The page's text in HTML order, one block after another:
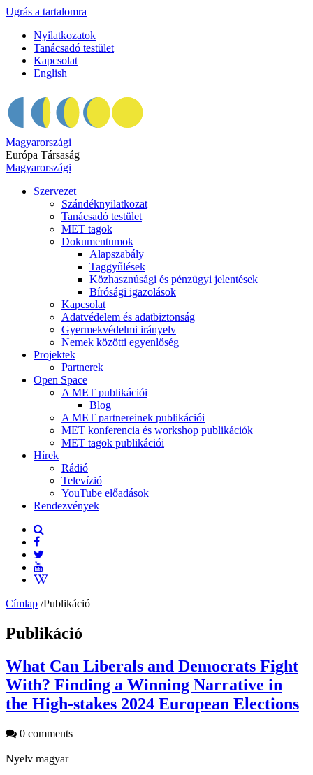
Ugrás a tartalomra
Nyilatkozatok
Tanácsadó testület
Kapcsolat
English
Magyarországi
Európa Társaság
Magyarországi
Szervezet
Szándéknyilatkozat
Tanácsadó testület
MET tagok
Dokumentumok
Alapszabály
Taggyűlések
Közhasznúsági és pénzügyi jelentések
Bírósági igazolások
Kapcsolat
Adatvédelem és adatbiztonság
Gyermekvédelmi irányelv
Nemek közötti egyenlőség
Projektek
Partnerek
Open Space
A MET publikációi
Blog
A MET partnereinek publikációi
MET konferencia és workshop publikációk
MET tagok publikációi
Hírek
Rádió
Televízió
YouTube előadások
Rendezvények
Címlap /Publikáció
Publikáció
What Can Liberals and Democrats Fight
With? Finding a Winning Narrative in
the High-stakes 2024 European Elections
0 comments
Nyelv magyar